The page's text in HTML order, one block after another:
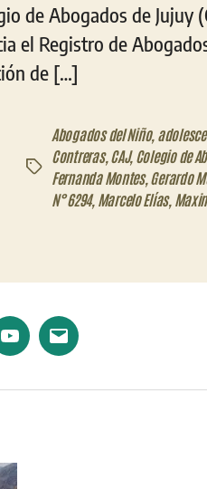
de Abogados de Jujuy
el Registro de
de […]
Etiquetas
Abogados del Niño,
Contreras, CAJ, Colegio de
Fernanda Montes, Gerardo
N° 6294, Marcelo Elías,
YouTubeCorreo